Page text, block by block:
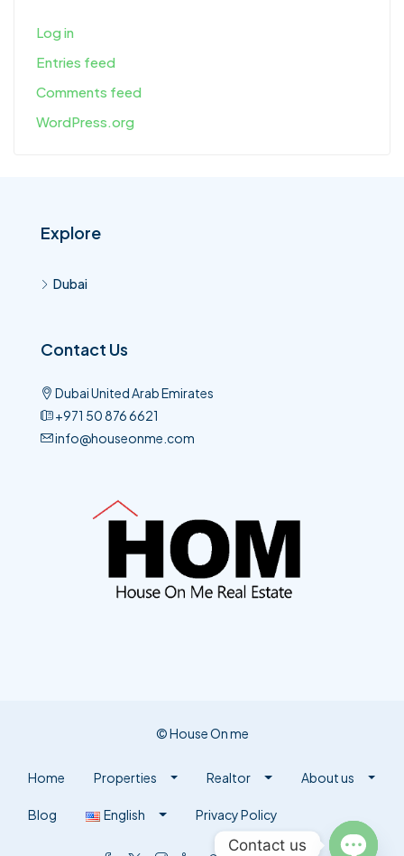
Log in
Entries feed
Comments feed
WordPress.org
Explore
Dubai
Contact Us
Dubai United Arab Emirates
+971 50 876 6621​
info@houseonme.com
© House On me
Home Properties Realtor About us
Blog English Privacy Policy
Contact us